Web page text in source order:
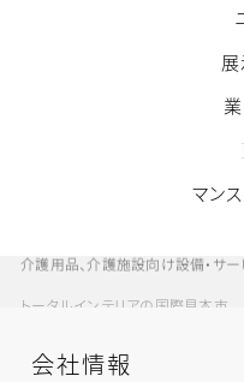
マン
会社情報